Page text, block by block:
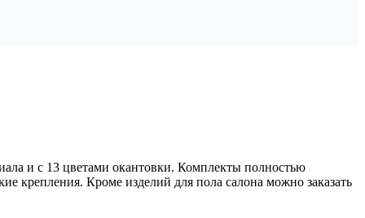
и с 13 цветами окантовки. Комплекты полностью
крепления. Кроме изделий для пола салона можно заказать